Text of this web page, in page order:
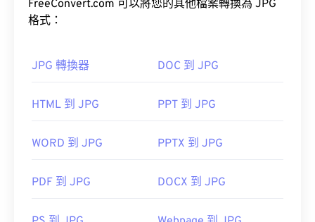
上使用。
WebP，WebP 是一種更新、更易壓縮的檔案格式。
如何開啟 JPG 檔案檔案？
JPG 檔案。通常情況下，只需雙擊 JPG 文件，即可
FreeConvert.com 可以將您的其他檔案轉換為 JPG
格式：
JPG 轉換器 DOC 到 JPG
HTML 到 JPG PPT 到 JPG
WORD 到 JPG PPTX 到 JPG
PDF 到 JPG DOCX 到 JPG